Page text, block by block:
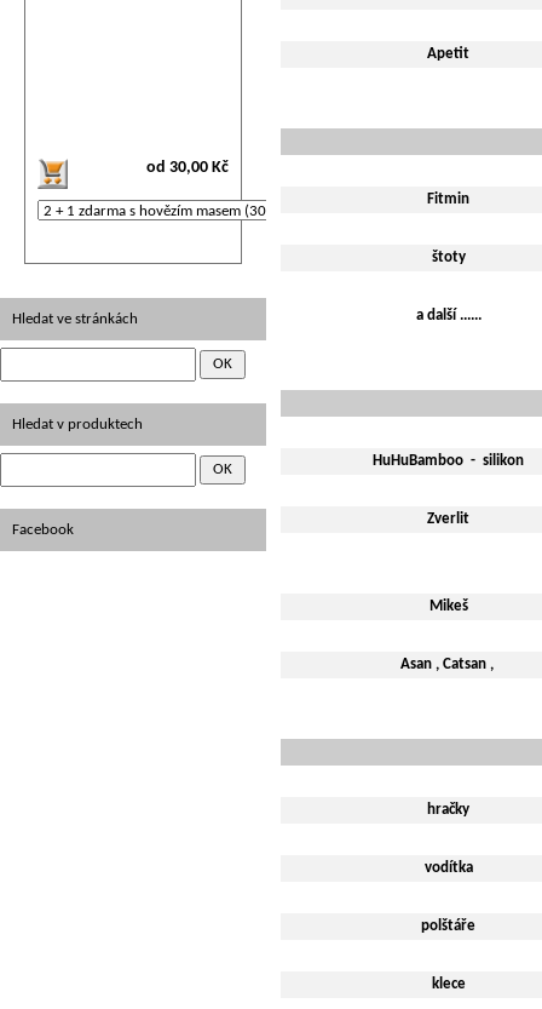
Apetit
Fitmin
štoty
a další ......
HuHuBamboo - silikon
Zverlit
Mikeš
Asan , Catsan ,
hračky
vodítka
polštáře
klece
od 30,00 Kč
Hledat ve stránkách
Hledat v produktech
Facebook